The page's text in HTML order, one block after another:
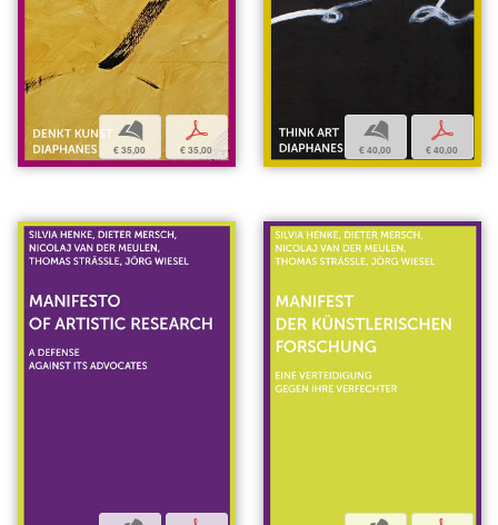
b
€ 35,00
p
€ 35,00
b
€ 40,00
p
€ 40,00